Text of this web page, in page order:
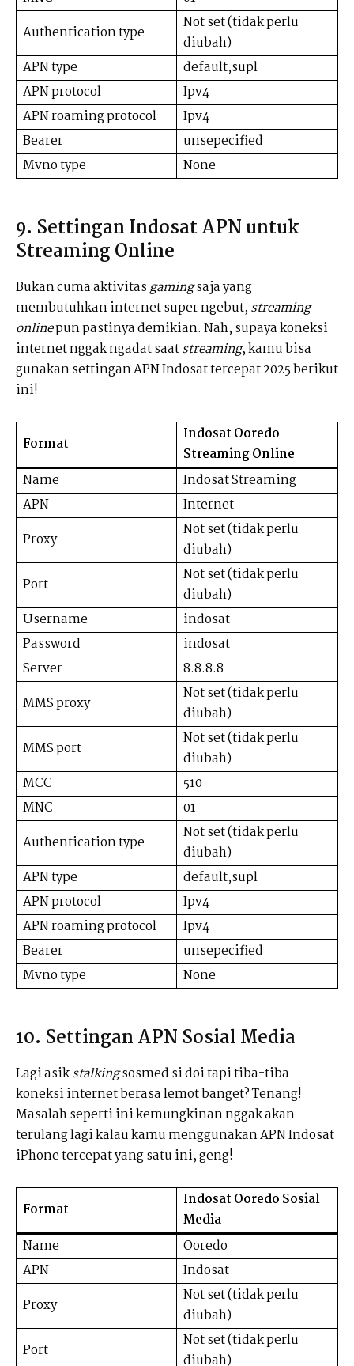
Authentication type
Not set (tidak perlu
diubah)
APN type
default,supl
APN protocol
Ipv4
APN roaming protocol
Ipv4
Bearer
unsepecified
Mvno type
None
9. Settingan Indosat APN untuk
Streaming Online
Bukan cuma aktivitasgamingsaja yang
membutuhkan internet super ngebut, streaming
onlinepun pastinya demikian. Nah, supaya koneksi
internet nggak ngadat saatstreaming, kamu bisa
gunakan settingan APN Indosat tercepat 2025 berikut
ini!
Format
Indosat Ooredo
Streaming Online
Name
Indosat Streaming
APN
Internet
Proxy
Not set (tidak perlu
diubah)
Port
Not set (tidak perlu
diubah)
Username
indosat
Password
indosat
Server
8.8.8.8
MMS proxy
Not set (tidak perlu
diubah)
MMS port
Not set (tidak perlu
diubah)
MCC
510
MNC
01
Authentication type
Not set (tidak perlu
diubah)
APN type
default,supl
APN protocol
Ipv4
APN roaming protocol
Ipv4
Bearer
unsepecified
Mvno type
None
10. Settingan APN Sosial Media
Lagi asikstalkingsosmed si doi tapi tiba-tiba
koneksi internet berasa lemot banget? Tenang!
Masalah seperti ini kemungkinan nggak akan
terulang lagi kalau kamu menggunakan APN Indosat
iPhone tercepat yang satu ini, geng!
Format
Indosat Ooredo Sosial
Media
Name
Ooredo
APN
Indosat
Proxy
Not set (tidak perlu
diubah)
Port
Not set (tidak perlu
diubah)